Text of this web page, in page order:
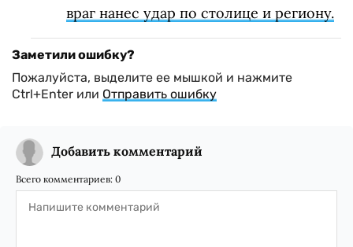
враг нанес удар по столице и региону.
Заметили ошибку?
Пожалуйста, выделите ее мышкой и нажмите
Ctrl+Enter или Отправить ошибку
Добавить комментарий
Всего комментариев: 0